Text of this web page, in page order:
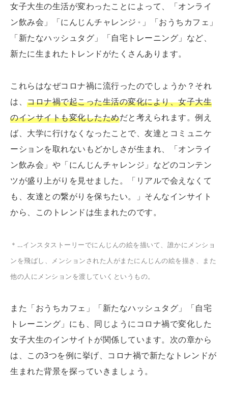
女子大生の生活が変わったことによって、「オンライ
ン飲み会」「にんじんチャレンジ ＊
」「おうちカフェ」
「新たなハッシュタグ」「自宅トレーニング」など、
新たに生まれたトレンドがたくさんあります。
これらはなぜコロナ禍に流行ったのでしょうか？それ
は、 コロナ禍で起こった生活の変化により、女子大生
のインサイトも変化したためだと考えられます。例え
ば、大学に行けなくなったことで、友達とコミュニケ
ーションを取れないもどかしさが生まれ、「オンライ
ン飲み会」や「にんじんチャレンジ」などのコンテン
ツが盛り上がりを見せました。「リアルで会えなくて
も、友達との繋がりを保ちたい。」そんなインサイト
から、このトレンドは生まれたのです。
＊…インスタストーリーでにんじんの絵を描いて、誰かにメンショ
ンを飛ばし、メンションされた人がまたにんじんの絵を描き、また
他の人にメンションを渡していくというもの。
また「おうちカフェ」「新たなハッシュタグ」「自宅
トレーニング」にも、同じようにコロナ禍で変化した
女子大生のインサイトが関係しています。次の章から
は、この3つを例に挙げ、コロナ禍で新たなトレンドが
生まれた背景を探っていきましょう。